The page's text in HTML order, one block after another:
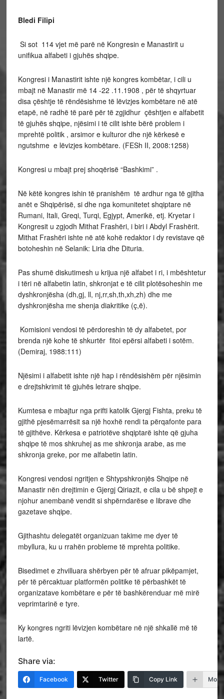
Bledi Filipi
Si sot 114 vjet më parë në Kongresin e Manastirit u
unifikua alfabeti i gjuhës shqipe.
Kongresi i Manastirit ishte një kongres kombëtar, i cili u
mbajt në Manastir më 14 -22 .11.1908 , për të shqyrtuar
disa çështje të rëndësishme të lëvizjes kombëtare në atë
etapë, në radhë të parë për të zgjidhur çështjen e alfabetit
të gjuhës shqipe, njësimi i të cilit ishte bërë problem i
mprehtë politik , arsimor e kulturor dhe një kërkesë e
ngutshme e lëvizjes kombëtare. (FESh II, 2008:1258)
Kongresi u mbajt prej shoqërisë “Bashkimi” .
Në këtë kongres ishin të pranishëm të ardhur nga të gjitha
anët e Shqipërisë, si dhe nga komunitetet shqiptare në
Rumani, Itali, Greqi, Turqi, Egjypt, Amerikë, etj. Kryetar i
Kongresit u zgjodh Mithat Frashëri, i biri i Abdyl Frashërit.
Mithat Frashëri ishte në atë kohë redaktor i dy revistave që
botoheshin në Selanik: Liria dhe Dituria.
Pas shumë diskutimesh u krijua një alfabet i ri, i mbështetur
i tëri në alfabetin latin, shkronjat e të cilit plotësoheshin me
dyshkronjësha (dh,gj, ll, nj,rr,sh,th,xh,zh) dhe me
dyshkronjësha me shenja diakritike (ç,ë).
Komisioni vendosi të përdoreshin të dy alfabetet, por
brenda një kohe të shkurtër fitoi epërsi alfabeti i sotëm.
(Demiraj, 1988:111)
Njësimi i alfabetit ishte një hap i rëndësishëm për njësimin
e drejtshkrimit të gjuhës letrare shqipe.
Kumtesa e mbajtur nga prifti katolik Gjergj Fishta, preku të
gjithë pjesëmarrësit sa një hoxhë rendi ta përqafonte para
të gjithëve. Kërkesa e patriotëve shqiptarë ishte që gjuha
shqipe të mos shkruhej as me shkronja arabe, as me
shkronja greke, por me alfabetin latin.
Kongresi vendosi ngritjen e Shtypshkronjës Shqipe në
Manastir nën drejtimin e Gjergj Qiriazit, e cila u bë shpejt e
njohur anembanë vendit si shpërndarëse e librave dhe
gazetave shqipe.
Gjithashtu delegatët organizuan takime me dyer të
mbyllura, ku u rrahën probleme të mprehta politike.
Bisedimet e zhvilluara shërbyen për të afruar pikëpamjet,
për të përcaktuar platformën politike të përbashkët të
organizatave kombëtare e për të bashkërenduar më mirë
veprimtarinë e tyre.
Ky kongres ngriti lëvizjen kombëtare në një shkallë më të
lartë.
Share via:
Facebook Twitter Copy Link More